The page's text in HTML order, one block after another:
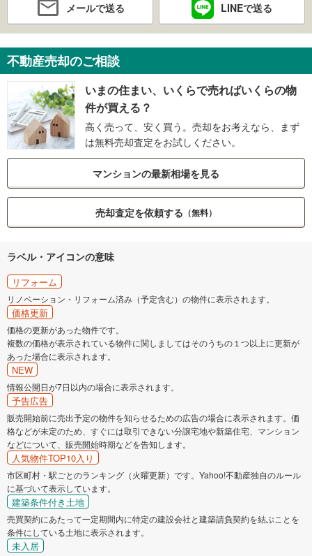
メールで送る LINEで送る
不動産売却のご相談
いまの住まい、いくらで売ればいくらの物
件が買える？
高く売って、安く買う。売却をお考えなら、まず
は無料売却査定をお試しください。
マンションの最新相場を見る
売却査定を依頼する （無料）
ラベル・アイコンの意味
リフォーム
リノベーション・リフォーム済み（予定含む）の物件に表示されます。
価格更新
価格の更新があった物件です。
複数の価格が表示されている物件に関しましてはそのうちの１つ以上に更新が
あった場合に表示されます。
NEW
情報公開日が7日以内の場合に表示されます。
予告広告
販売開始前に売出予定の物件を知らせるための広告の場合に表示されます。価
格などが未定のため、すぐには取引できない分譲宅地や新築住宅、マンション
などについて、販売開始時期などを告知します。
人気物件TOP10入り
市区町村・駅ごとのランキング（火曜更新）です。Yahoo!不動産独自のルール
に基づいて表示しています。
建築条件付き土地
売買契約にあたって一定期間内に特定の建設会社と建築請負契約を結ぶことを
条件にしている土地に表示されます。
未入居